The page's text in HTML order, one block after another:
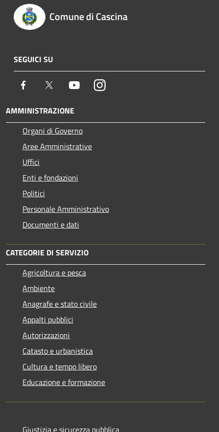
Comune di Cascina
SEGUICI SU
Facebook Twitter YoutubeInstagram
AMMINISTRAZIONE
Organi di Governo
Aree Amministrative
Uffici
Enti e fondazioni
Politici
Personale Amministrativo
Documenti e dati
CATEGORIE DI SERVIZIO
Agricoltura e pesca
Ambiente
Anagrafe e stato civile
Appalti pubblici
Autorizzazioni
Catasto e urbanistica
Cultura e tempo libero
Educazione e formazione